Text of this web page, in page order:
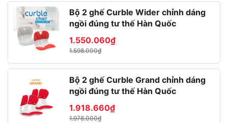
Bộ 2 ghế Curble Wider chỉnh dáng
ngồi đúng tư thế Hàn Quốc
1.550.060₫
1.598.000₫
Bộ 2 ghế Curble Grand chỉnh dáng
ngồi đúng tư thế Hàn Quốc
1.918.660₫
1.978.000₫